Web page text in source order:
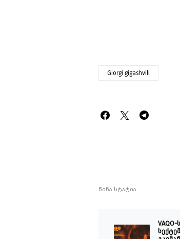
Giorgi gigashvili
წინა სტატია